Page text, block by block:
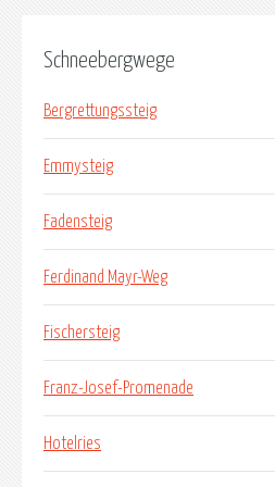
Schneebergwege
Bergrettungssteig
Emmysteig
Fadensteig
Ferdinand Mayr-Weg
Fischersteig
Franz-Josef-Promenade
Hotelries